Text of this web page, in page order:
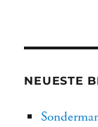
NEUESTE